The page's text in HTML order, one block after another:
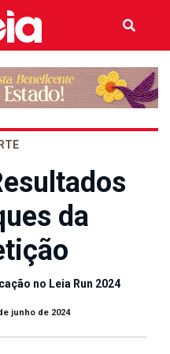
da
no Leia Run 2024
junho de 2024